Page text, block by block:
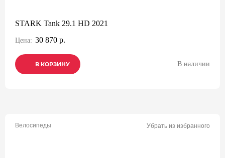
STARK Tank 29.1 HD 2021
Цена: 30 870 р.
В КОРЗИНУ
В КОРЗИНУ
В КОРЗИНУ В наличии
Велосипеды Убрать из избранного